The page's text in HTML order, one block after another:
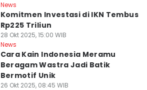
News
Komitmen Investasi di IKN Tembus
Rp225 Triliun
28 Okt 2025, 15:00 WIB
News
Cara Kain Indonesia Meramu
Beragam Wastra Jadi Batik
Bermotif Unik
26 Okt 2025, 08:45 WIB